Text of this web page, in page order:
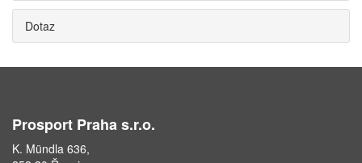
Dotaz
Prosport Praha s.r.o.
K. Mündla 636,